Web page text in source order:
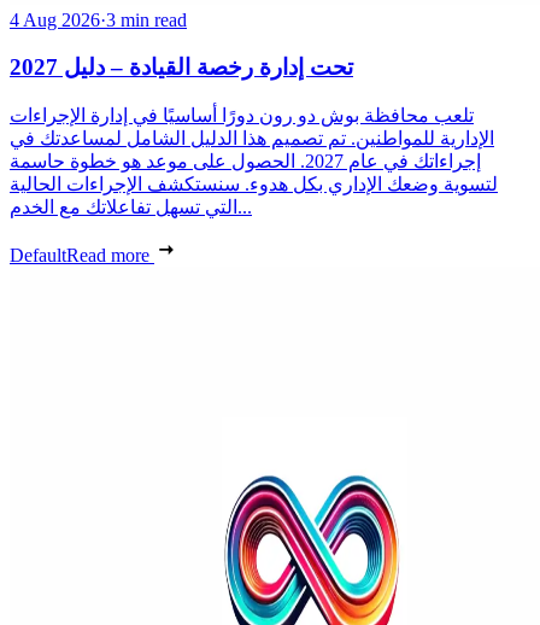
4 Aug 2026·3 min read
تحت إدارة رخصة القيادة – دليل 2027
تلعب محافظة بوش دو رون دورًا أساسيًا في إدارة الإجراءات
الإدارية للمواطنين. تم تصميم هذا الدليل الشامل لمساعدتك في
إجراءاتك في عام 2027. الحصول على موعد هو خطوة حاسمة
لتسوية وضعك الإداري بكل هدوء. سنستكشف الإجراءات الحالية
التي تسهل تفاعلاتك مع الخدم...
DefaultRead more